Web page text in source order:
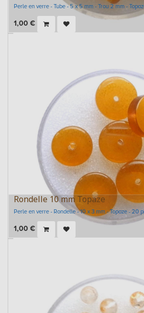
Perle en verre - Tube - 5 x 5 mm - Trou 2 mm -
1,00 €
Rondelle 10 mm Topaze
Perle en verre - Rondelle - 10 x 3 mm - Topaze - 20
1,00 €